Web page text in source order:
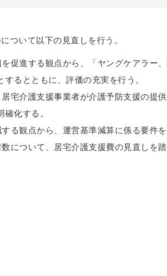
ついて以下の見直しを行う。
促進する観点から、「ヤングケアラー
るとともに、評価の充実を行う。
宅介護支援事業者が介護予防支援の
化する。
る観点から、運営基準減算に係る要件を
について、居宅介護支援費の見直しを踏